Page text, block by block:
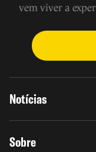
vem viver a
Notícias
Sobre